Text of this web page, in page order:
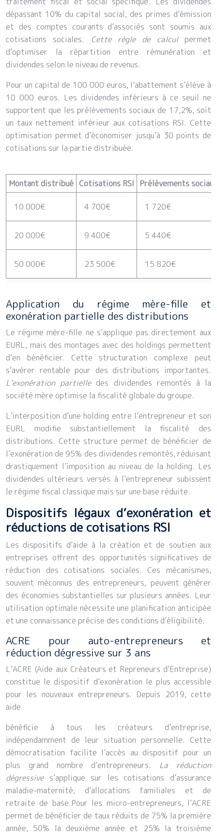
dépassant 10% du capital social, des primes d’émission
et des comptes courants d’associés sont soumis aux
cotisations sociales.
Cette règle de calculpermet
d’optimiser la répartition entre rémunération et
dividendes selon le niveau de revenus.
Pour un capital de 100 000 euros, l’abattement s’élève à
10 000 euros. Les dividendes inférieurs à ce seuil ne
supportent que les prélèvements sociaux de 17,2%, soit
un taux nettement inférieur aux cotisations RSI. Cette
optimisation permet d’économiser jusqu’à 30 points de
cotisations sur la partie distribuée.
Montant distribué Cotisations RSI Prélèvements sociaux
10 000€ 4 700€ 1 720€
20 000€ 9 400€ 5 440€
50 000€ 23 500€ 15 820€
Application du régime mère-fille et
exonération partielle des distributions
Le régime mère-fille ne s’applique pas directement aux
EURL, mais des montages avec des holdings permettent
d’en bénéficier. Cette structuration complexe peut
s’avérer rentable pour des distributions importantes.
L’exonération partielle des dividendes remontés à la
société mère optimise la fiscalité globale du groupe.
L’interposition d’une holding entre l’entrepreneur et son
EURL modifie substantiellement la fiscalité des
distributions. Cette structure permet de bénéficier de
l’exonération de 95% des dividendes remontés, réduisant
drastiquement l’imposition au niveau de la holding. Les
dividendes ultérieurs versés à l’entrepreneur subissent
le régime fiscal classique mais sur une base réduite.
Dispositifs légaux d’exonération et
réductions de cotisations RSI
Les dispositifs d’aide à la création et de soutien aux
entreprises offrent des opportunités significatives de
réduction des cotisations sociales. Ces mécanismes,
souvent méconnus des entrepreneurs, peuvent générer
des économies substantielles sur plusieurs années. Leur
utilisation optimale nécessite une planification anticipée
et une connaissance précise des conditions d’éligibilité.
ACRE pour auto-entrepreneurs et
réduction dégressive sur 3 ans
L’ACRE (Aide aux Créateurs et Repreneurs d’Entreprise)
constitue le dispositif d’exonération le plus accessible
pour les nouveaux entrepreneurs. Depuis 2019, cette
aide
bénéficie à tous les créateurs d’entreprise,
indépendamment de leur situation personnelle. Cette
démocratisation facilite l’accès au dispositif pour un
plus grand nombre d’entrepreneurs. La réduction
dégressives’applique sur les cotisations d’assurance
maladie-maternité, d’allocations familiales et de
retraite de base.Pour les micro-entrepreneurs, l’ACRE
permet de bénéficier de taux réduits de 75% la première
année, 50% la deuxième année et 25% la troisième